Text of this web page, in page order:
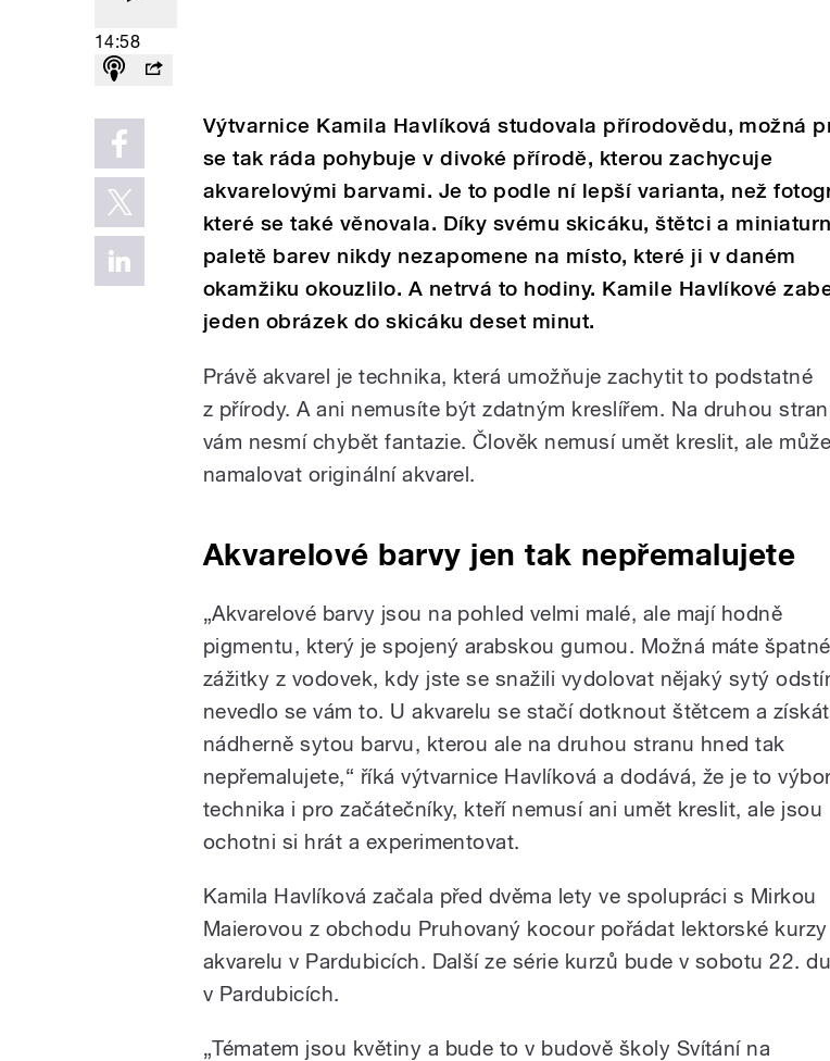
14:58
Výtvarnice Kamila Havlíková studovala přírodovědu, možná
se tak ráda pohybuje v divoké přírodě, kterou zachycuje
akvarelovými barvami. Je to podle ní lepší varianta, než
které se také věnovala. Díky svému skicáku, štětci a
paletě barev nikdy nezapomene na místo, které ji v daném
okamžiku okouzlilo. A netrvá to hodiny. Kamile Havlíkové
jeden obrázek do skicáku deset minut.
Právě akvarel je technika, která umožňuje zachytit to podstatné
z přírody. A ani nemusíte být zdatným kreslířem. Na druhou
vám nesmí chybět fantazie. Člověk nemusí umět kreslit, ale může
namalovat originální akvarel.
Akvarelové barvy jen tak nepřemalujete
„Akvarelové barvy jsou na pohled velmi malé, ale mají hodně
pigmentu, který je spojený arabskou gumou. Možná máte špatné
zážitky z vodovek, kdy jste se snažili vydolovat nějaký sytý
nevedlo se vám to. U akvarelu se stačí dotknout štětcem a
nádherně sytou barvu, kterou ale na druhou stranu hned tak
nepřemalujete,“ říká výtvarnice Havlíková a dodává, že je to
technika i pro začátečníky, kteří nemusí ani umět kreslit, ale jsou
ochotni si hrát a experimentovat.
Kamila Havlíková začala před dvěma lety ve spolupráci s Mirkou
Maierovou z obchodu Pruhovaný kocour pořádat lektorské kurzy
akvarelu v Pardubicích. Další ze série kurzů bude v sobotu 22.
v Pardubicích.
„Tématem jsou květiny a bude to v budově školy Svítání na